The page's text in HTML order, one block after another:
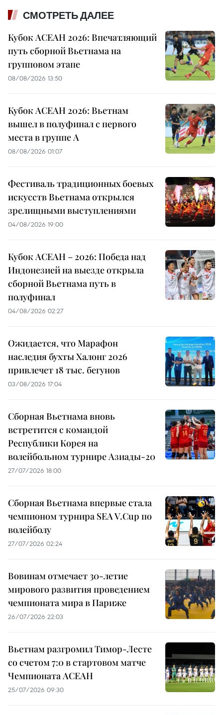
СМОТРЕТЬ ДАЛЕЕ
Кубок АСЕАН 2026: Впечатляющий
путь сборной Вьетнама на
групповом этапе
08/08/2026 13:50
Кубок АСЕАН 2026: Вьетнам
вышел в полуфинал с первого
места в группе A
08/08/2026 01:07
Фестиваль традиционных боевых
искусств Вьетнама открылся
зрелищными выступлениями
04/08/2026 19:00
Кубок АСЕАН – 2026: Победа над
Индонезией на выезде открыла
сборной Вьетнама путь в
полуфинал
04/08/2026 02:27
Ожидается, что Марафон
наследия бухты Халонг 2026
привлечет 18 тыс. бегунов
03/08/2026 17:04
Сборная Вьетнама вновь
встретится с командой
Республики Корея на
волейбольном турнире Азиады-20
27/07/2026 18:00
Сборная Вьетнама впервые стала
чемпионом турнира SEA V.Cup по
волейболу
27/07/2026 02:24
Вовинам отмечает 30-летие
мирового развития проведением
чемпионата мира в Париже
26/07/2026 22:03
Вьетнам разгромил Тимор-Лесте
со счетом 7:0 в стартовом матче
Чемпионата АСЕАН
25/07/2026 09:30